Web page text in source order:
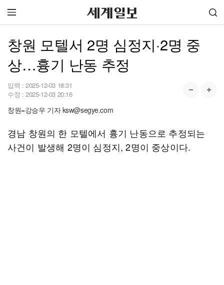
창원 모텔서 2명 심정지·2명 중
상…흉기 난동 추정
입력 : 2025-12-03 18:31
수정 : 2025-12-03 20:16
창원=강승우 기자 ksw@segye.com
경남 창원의 한 모텔에서 흉기 난동으로 추정되는
사건이 발생해 2명이 심정지, 2명이 중상이다.